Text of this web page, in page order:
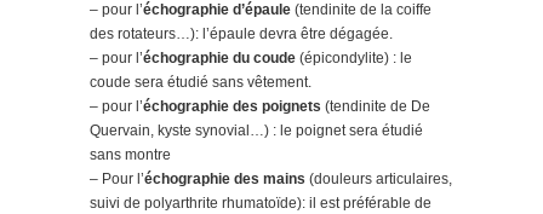
– pour l’échographie d’épaule (tendinite de la coiffe
des rotateurs…): l’épaule devra être dégagée.
– pour l’échographie du coude (épicondylite) : le
coude sera étudié sans vêtement.
– pour l’échographie des poignets (tendinite de De
Quervain, kyste synovial…) : le poignet sera étudié
sans montre
– Pour l’échographie des mains (douleurs articulaires,
suivi de polyarthrite rhumatoïde): il est préférable de